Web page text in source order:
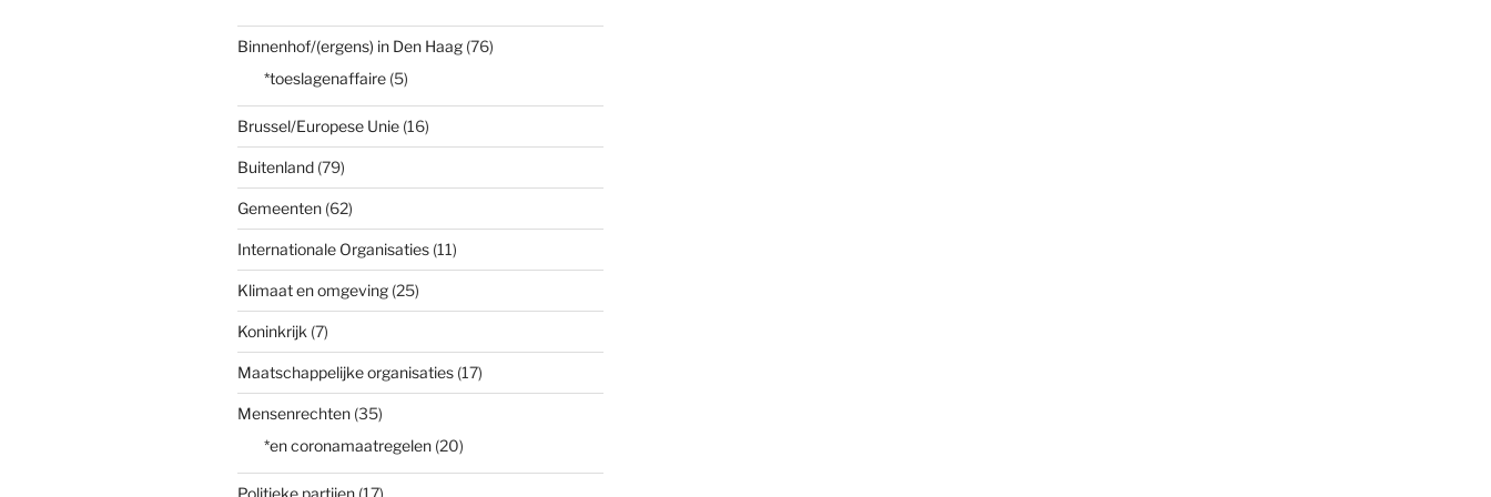
Binnenhof/(ergens) in Den Haag (76)
*toeslagenaffaire (5)
Brussel/Europese Unie (16)
Buitenland (79)
Gemeenten (62)
Internationale Organisaties (11)
Klimaat en omgeving (25)
Koninkrijk (7)
Maatschappelijke organisaties (17)
Mensenrechten (35)
*en coronamaatregelen (20)
Politieke partijen (17)